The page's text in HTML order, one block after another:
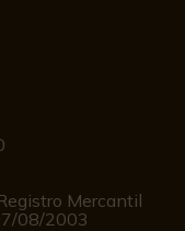
Mercantil
08/2003